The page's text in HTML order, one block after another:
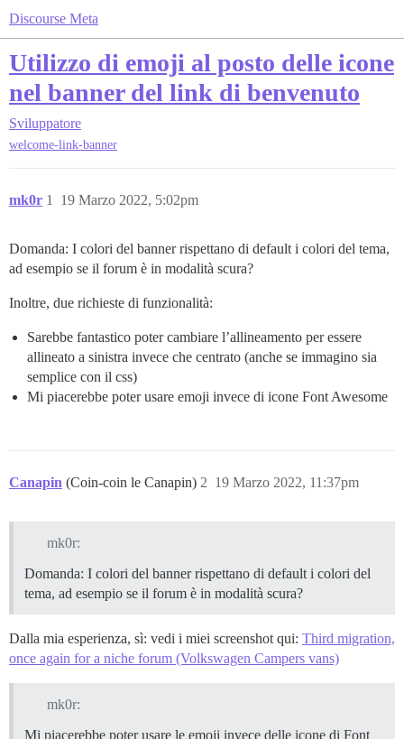
Discourse Meta
Utilizzo di emoji al posto delle icone
nel banner del link di benvenuto
Sviluppatore
welcome-link-banner
mk0r 19 Marzo 2022, 5:02pm
1
Domanda: I colori del banner rispettano di default i colori del tema,
ad esempio se il forum è in modalità scura?
Inoltre, due richieste di funzionalità:
Sarebbe fantastico poter cambiare l’allineamento per essere
allineato a sinistra invece che centrato (anche se immagino sia
semplice con il css)
Mi piacerebbe poter usare emoji invece di icone Font Awesome
Canapin (Coin-coin le Canapin) 19 Marzo 2022, 11:37pm
2
mk0r:
Domanda: I colori del banner rispettano di default i colori del
tema, ad esempio se il forum è in modalità scura?
Dalla mia esperienza, sì: vedi i miei screenshot qui: Third migration,
once again for a niche forum (Volkswagen Campers vans)
mk0r:
Mi piacerebbe poter usare le emoji invece delle icone di Font